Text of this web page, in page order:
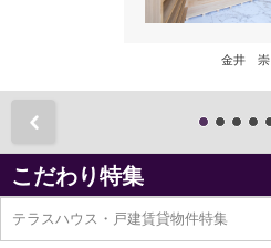
金井 崇
こだわり特集
テラスハウス・戸建賃貸物件特集